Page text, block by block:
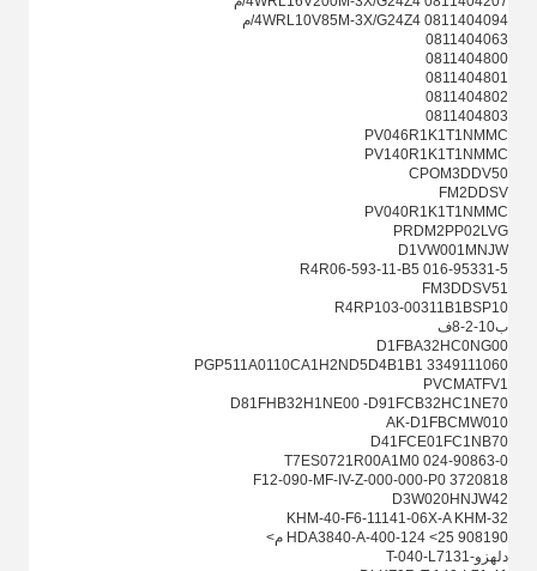
0811404094 4WRL10V85M-3X/G24Z4/م
0811404063
0811404800
0811404801
0811404802
0811404803
PV046R1K1T1NMMC
PV140R1K1T1NMMC
CPOM3DDV50
FM2DDSV
PV040R1K1T1NMMC
PRDM2PP02LVG
D1VW001MNJW
R4R06-593-11-B5 016-95331-5
FM3DDSV51
R4RP103-00311B1BSP10
ب10-2-8ف
D1FBA32HC0NG00
3349111060 PGP511A0110CA1H2ND5D4B1B1
PVCMATFV1
D81FHB32H1NE00 -D91FCB32HC1NE70
AK-D1FBCMW010
D41FCE01FC1NB70
T7ES0721R00A1M0 024-90863-0
3720818 F12-090-MF-IV-Z-000-000-P0
D3W020HNJW42
KHM-40-F6-11141-06X-A KHM-32
908190 HDA3840-A-400-124 <25 م>
دلهزو-T-040-L7131